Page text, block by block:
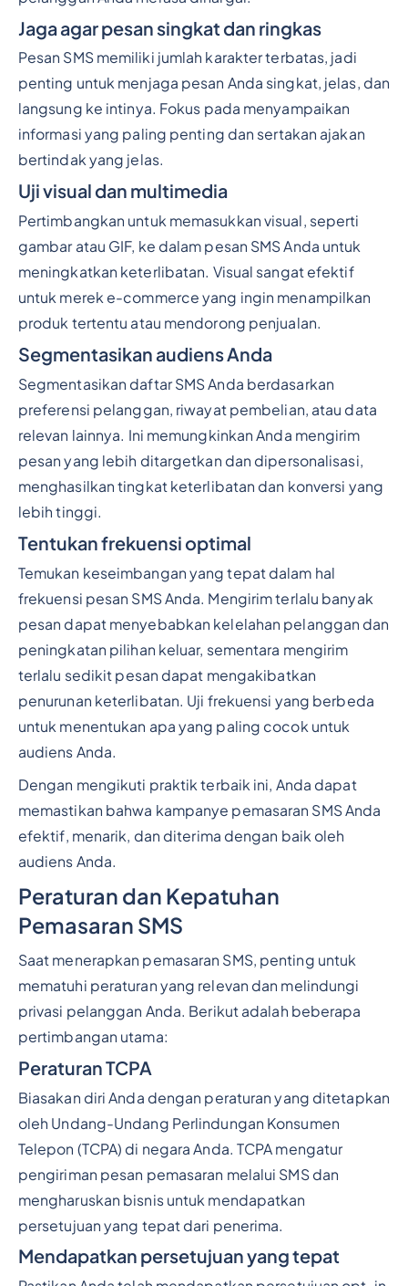
Jaga agar pesan singkat dan ringkas
Pesan SMS memiliki jumlah karakter terbatas, jadi
penting untuk menjaga pesan Anda singkat, jelas, dan
langsung ke intinya. Fokus pada menyampaikan
informasi yang paling penting dan sertakan ajakan
bertindak yang jelas.
Uji visual dan multimedia
Pertimbangkan untuk memasukkan visual, seperti
gambar atau GIF, ke dalam pesan SMS Anda untuk
meningkatkan keterlibatan. Visual sangat efektif
untuk merek e-commerce yang ingin menampilkan
produk tertentu atau mendorong penjualan.
Segmentasikan audiens Anda
Segmentasikan daftar SMS Anda berdasarkan
preferensi pelanggan, riwayat pembelian, atau data
relevan lainnya. Ini memungkinkan Anda mengirim
pesan yang lebih ditargetkan dan dipersonalisasi,
menghasilkan tingkat keterlibatan dan konversi yang
lebih tinggi.
Tentukan frekuensi optimal
Temukan keseimbangan yang tepat dalam hal
frekuensi pesan SMS Anda. Mengirim terlalu banyak
pesan dapat menyebabkan kelelahan pelanggan dan
peningkatan pilihan keluar, sementara mengirim
terlalu sedikit pesan dapat mengakibatkan
penurunan keterlibatan. Uji frekuensi yang berbeda
untuk menentukan apa yang paling cocok untuk
audiens Anda.
Dengan mengikuti praktik terbaik ini, Anda dapat
memastikan bahwa kampanye pemasaran SMS Anda
efektif, menarik, dan diterima dengan baik oleh
audiens Anda.
Peraturan dan Kepatuhan
Pemasaran SMS
Saat menerapkan pemasaran SMS, penting untuk
mematuhi peraturan yang relevan dan melindungi
privasi pelanggan Anda. Berikut adalah beberapa
pertimbangan utama:
Peraturan TCPA
Biasakan diri Anda dengan peraturan yang ditetapkan
oleh Undang-Undang Perlindungan Konsumen
Telepon (TCPA) di negara Anda. TCPA mengatur
pengiriman pesan pemasaran melalui SMS dan
mengharuskan bisnis untuk mendapatkan
persetujuan yang tepat dari penerima.
Mendapatkan persetujuan yang tepat